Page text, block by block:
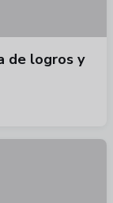
de logros y